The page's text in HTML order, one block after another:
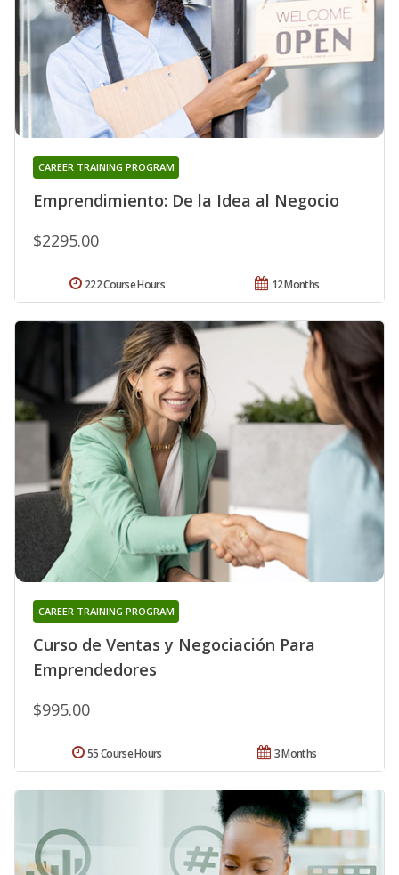
Emprendimiento: De la Idea al Negocio
CAREER TRAINING PROGRAM
$2295.00
12 Months
222 Course Hours
Curso de Ventas y Negociación Para
Emprendedores
CAREER TRAINING PROGRAM
$995.00
3 Months
55 Course Hours